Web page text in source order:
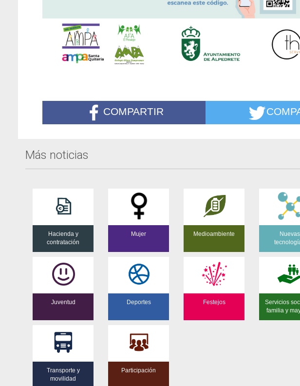
COMPARTIR
Más noticias
Hacienda y
contratación
Mujer Medioambiente
Nuevas
Juventud Deportes Festejos
Servicios
familia y
Transporte y
movilidad
Participación